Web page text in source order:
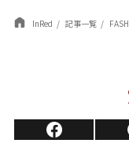
InRed 記事一覧